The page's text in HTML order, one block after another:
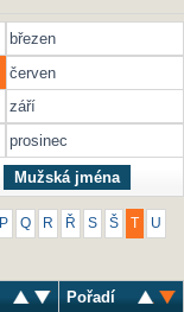
březen
červen
září
prosinec
Mužská jména
P Q R Ř S Š U
Pořadí